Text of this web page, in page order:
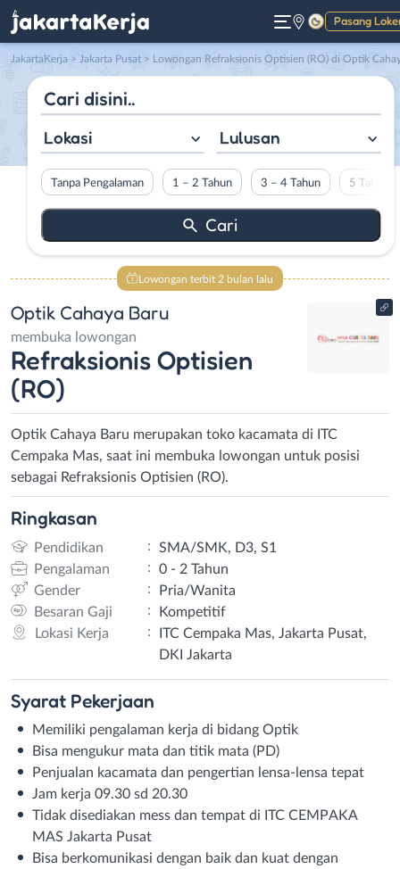
Pasang
Gelap
JakartaKerja > Jakarta Pusat > Lowongan Refraksionis Optisien (RO) di Optik Cahaya
Lokasi Lulusan
Tanpa Pengalaman 1 – 2 Tahun 3 – 4 Tahun 5 Tahun
Lowongan terbit 2 bulan lalu
Optik Cahaya Baru
membuka lowongan
Refraksionis Optisien
(RO)
Optik Cahaya Baru merupakan toko kacamata di ITC
Cempaka Mas, saat ini membuka lowongan untuk posisi
sebagai Refraksionis Optisien (RO).
Ringkasan
Pendidikan :
SMA/SMK, D3, S1
Pengalaman
:
0 - 2 Tahun
Gender
:
Pria/Wanita
Besaran Gaji
:
Kompetitif
Lokasi Kerja
:
ITC Cempaka Mas, Jakarta Pusat,
DKI Jakarta
Syarat Pekerjaan
Memiliki pengalaman kerja di bidang Optik
Bisa mengukur mata dan titik mata (PD)
Penjualan kacamata dan pengertian lensa-lensa tepat
Jam kerja 09.30 sd 20.30
Tidak disediakan mess dan tempat di ITC CEMPΑΚΑ
MAS Jakarta Pusat
Bisa berkomunikasi dengan baik dan kuat dengan